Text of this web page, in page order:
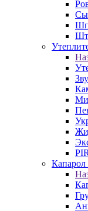
Капарол